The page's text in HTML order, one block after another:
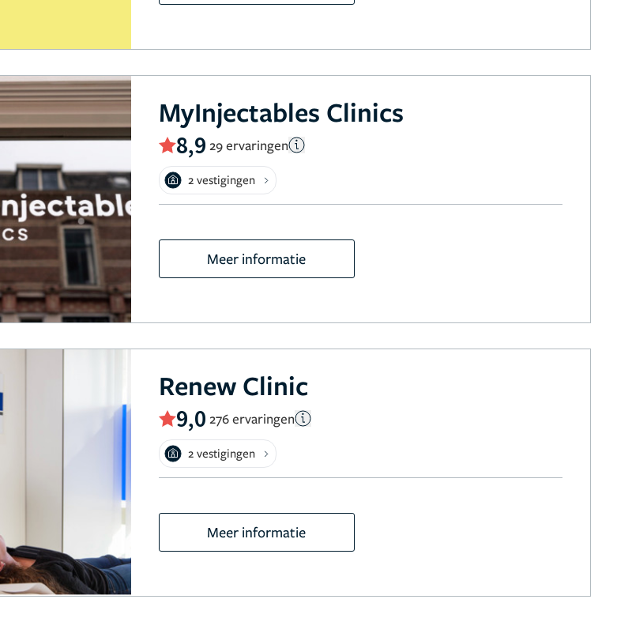
MyInjectables Clinics
8,9 29 ervaringen
2 vestigingen
Meer informatie
Renew Clinic
9,0 276 ervaringen
2 vestigingen
Meer informatie